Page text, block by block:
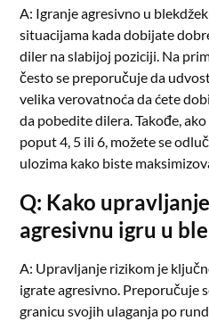
A: Igranje agresivno u
situacijama kada dobijate
diler na slabijoj poziciji. Na
često se preporučuje da
velika verovatnoća da ćete
da pobedite dilera. Takođe,
poput 4, 5 ili 6, možete se
ulozima kako biste
Q: Kako
agresivnu igru u
A: Upravljanje rizikom je
igrate agresivno. Preporučuje
granicu svojih ulaganja po